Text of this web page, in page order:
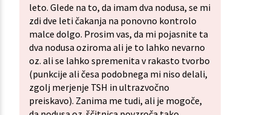
leto. Glede na to, da imam dva nodusa, se mi
zdi dve leti čakanja na ponovno kontrolo
malce dolgo. Prosim vas, da mi pojasnite ta
dva nodusa oziroma ali je to lahko nevarno
oz. ali se lahko spremenita v rakasto tvorbo
(punkcije ali česa podobnega mi niso delali,
zgolj merjenje TSH in ultrazvočno
preiskavo). Zanima me tudi, ali je mogoče,